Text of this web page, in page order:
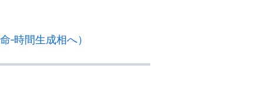
時間生成相へ）